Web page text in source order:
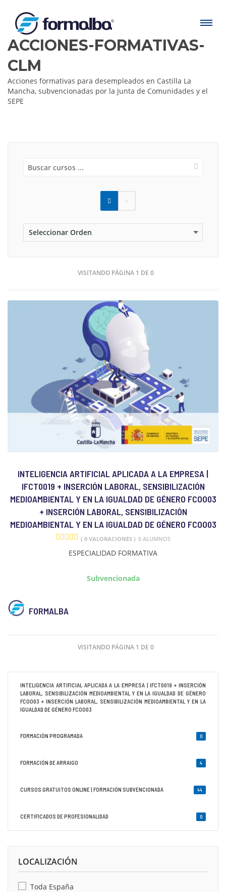
ACCIONES-FORMATIVAS-
CLM
Acciones formativas para desempleados en Castilla La
Mancha, subvencionadas por la Junta de Comunidades y el
SEPE
VISITANDO PÁGINA 1 DE 0
INTELIGENCIA ARTIFICIAL APLICADA A LA EMPRESA |
IFCT0019 + INSERCIÓN LABORAL, SENSIBILIZACIÓN
MEDIOAMBIENTAL Y EN LA IGUALDAD DE GÉNERO FCOO03
+ INSERCIÓN LABORAL, SENSIBILIZACIÓN
MEDIOAMBIENTAL Y EN LA IGUALDAD DE GÉNERO FCOO03
( 0 VALORACIONES ) 0 ALUMNOS
ESPECIALIDAD FORMATIVA
Subvencionada
FORMALBA
VISITANDO PÁGINA 1 DE 0
INTELIGENCIA ARTIFICIAL APLICADA A LA EMPRESA | IFCT0019 + INSERCIÓN
LABORAL, SENSIBILIZACIÓN MEDIOAMBIENTAL Y EN LA IGUALDAD DE GÉNERO
FCOO03 + INSERCIÓN LABORAL, SENSIBILIZACIÓN MEDIOAMBIENTAL Y EN LA
IGUALDAD DE GÉNERO FCOO03
FORMACIÓN PROGRAMADA 0
FORMACIÓN DE ARRAIGO 4
CURSOS GRATUITOS ONLINE | FORMACIÓN SUBVENCIONADA 44
CERTIFICADOS DE PROFESIONALIDAD 0
LOCALIZACIÓN
Toda España